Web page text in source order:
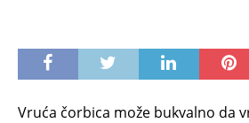
Vruća čorbica može bukvalno da